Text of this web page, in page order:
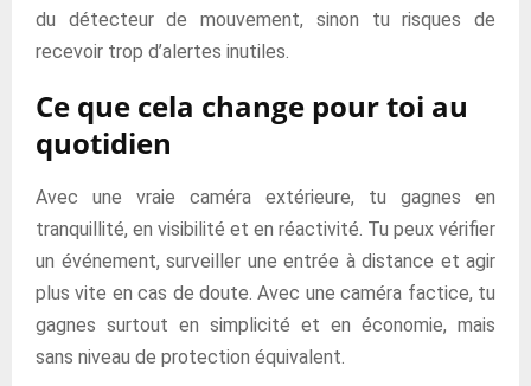
du détecteur de mouvement, sinon tu risques de
recevoir trop d’alertes inutiles.
Ce que cela change pour toi au
quotidien
Avec une vraie caméra extérieure, tu gagnes en
tranquillité, en visibilité et en réactivité. Tu peux vérifier
un événement, surveiller une entrée à distance et agir
plus vite en cas de doute. Avec une caméra factice, tu
gagnes surtout en simplicité et en économie, mais
sans niveau de protection équivalent.